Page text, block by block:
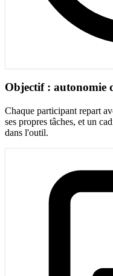
Objectif : autonomie
Chaque participant repart
ses propres tâches, et un
dans l'outil.